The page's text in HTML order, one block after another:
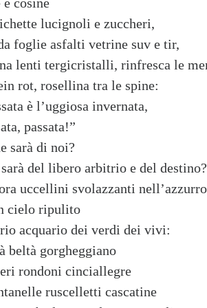
lucignoli e zuccheri,
foglie asfalti vetrine suv e tir,
lenti tergicristalli, rinfresca le
rot, rosellina tra le spine:
è l’uggiosa invernata,
passata!”
sarà di noi?
del libero arbitrio e del destino?
uccellini svolazzanti nell’azzurro
cielo ripulito
acquario dei verdi dei vivi:
beltà gorgheggiano
rondoni cinciallegre
ruscelletti cascatine